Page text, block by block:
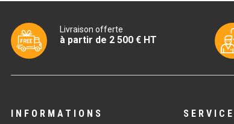
Livraison offerte
à partir de 2 500 € HT
INFORMATIONS